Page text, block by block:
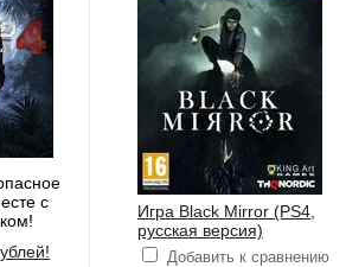
с
Игра Black Mirror (PS4,
русская версия)
Добавить к сравнению